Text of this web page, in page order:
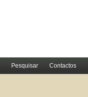
Pesquisar Contactos